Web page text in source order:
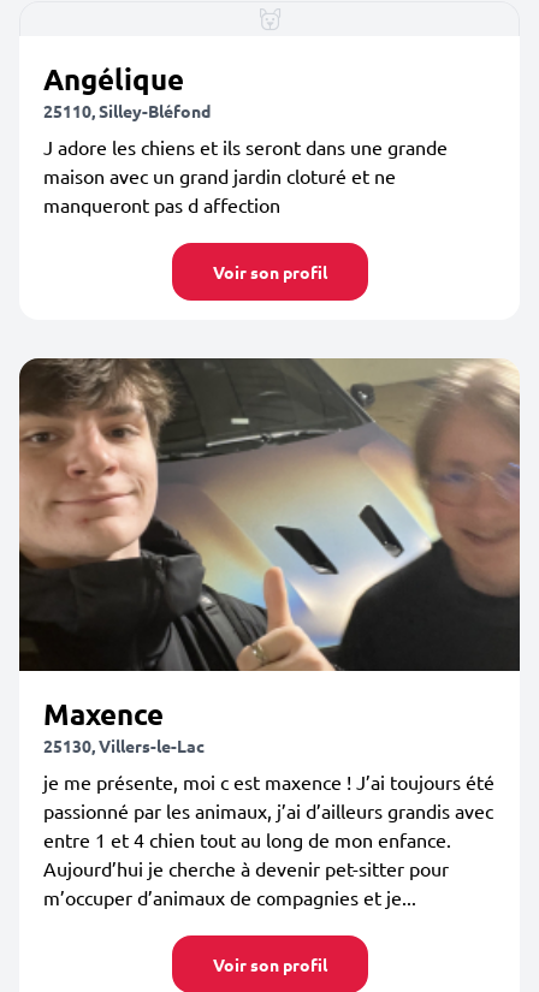
Angélique
25110, Silley-Bléfond
J adore les chiens et ils seront dans une grande
maison avec un grand jardin cloturé et ne
manqueront pas d affection
Voir son profil
Maxence
25130, Villers-le-Lac
je me présente, moi c est maxence ! J’ai toujours été
passionné par les animaux, j’ai d’ailleurs grandis avec
entre 1 et 4 chien tout au long de mon enfance.
Aujourd’hui je cherche à devenir pet-sitter pour
m’occuper d’animaux de compagnies et je...
Voir son profil